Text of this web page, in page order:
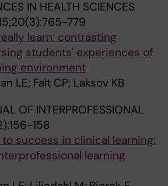
IN HEALTH SCIENCES
779
learn: contrasting
students' experiences of
environment
LE; Falt CP; Laksov KB
OF INTERPROFESSIONAL
158
success in clinical learning:
learning